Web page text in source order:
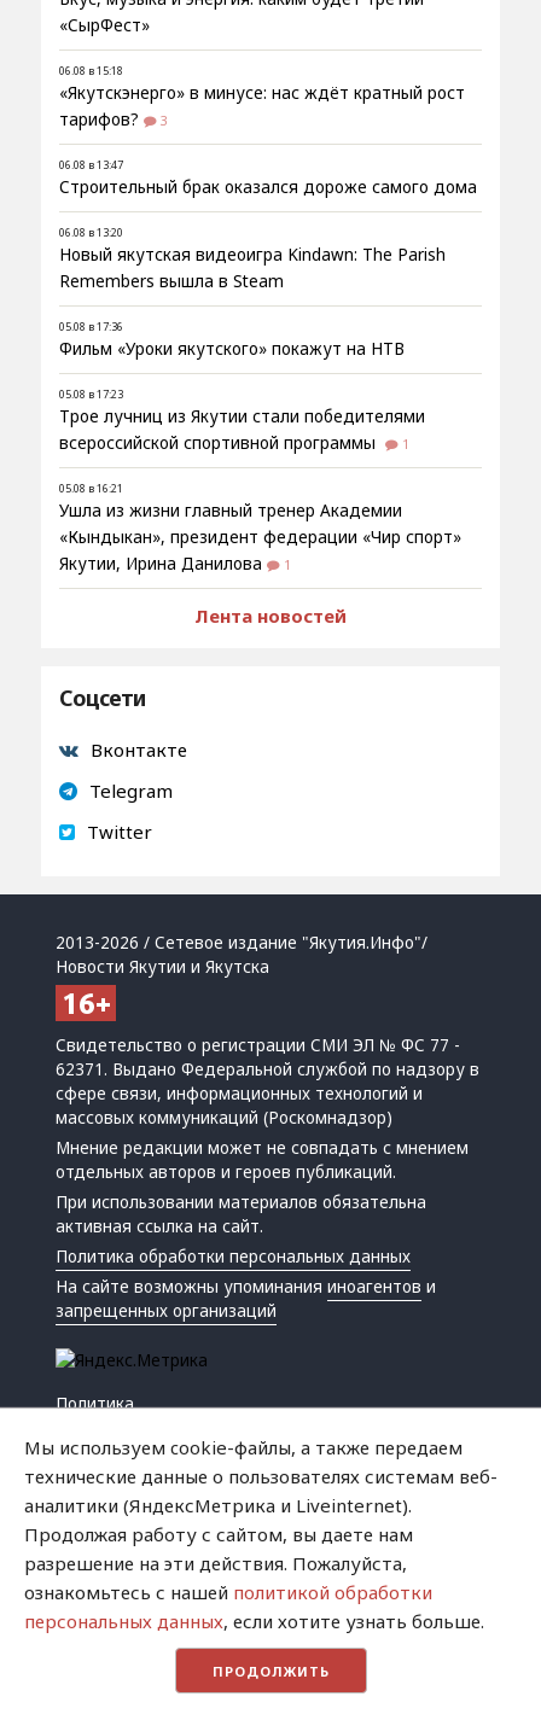
«СырФест»
06.08 в 15:18
«Якутскэнерго» в минусе: нас ждёт кратный рост
тарифов?
3
06.08 в 13:47
Строительный брак оказался дороже самого дома
06.08 в 13:20
Новый якутская видеоигра Kindawn: The Parish
Remembers вышла в Steam
05.08 в 17:36
Фильм «Уроки якутского» покажут на НТВ
05.08 в 17:23
Трое лучниц из Якутии стали победителями
всероссийской спортивной программы
1
05.08 в 16:21
Ушла из жизни главный тренер Академии
«Кындыкан», президент федерации «Чир спорт»
Якутии, Ирина Данилова
1
Лента новостей
Соцсети
Вконтакте
Telegram
Twitter
2013-2026 / Сетевое издание "Якутия.Инфо"/
Новости Якутии и Якутска
Свидетельство о регистрации СМИ ЭЛ № ФС 77 -
62371. Выдано Федеральной службой по надзору в
сфере связи, информационных технологий и
массовых коммуникаций (Роскомнадзор)
Мнение редакции может не совпадать с мнением
отдельных авторов и героев публикаций.
При использовании материалов обязательна
активная ссылка на сайт.
Политика обработки персональных данных
На сайте возможны упоминанияиноагентов и
запрещенных организаций
Политика
Криминал
Успех
Хватит это терпеть
Мы используем cookie-файлы, а также передаем
технические данные о пользователях системам веб-
аналитики (ЯндексМетрика и Liveinternet).
Продолжая работу с сайтом, вы даете нам
разрешение на эти действия. Пожалуйста,
ознакомьтесь с нашей политикой обработки
персональных данных, если хотите узнать больше.
ПРОДОЛЖИТЬ